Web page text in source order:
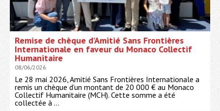
Remise de chèque d’Amitié Sans Frontières
Internationale en faveur du Monaco Collectif
Humanitaire
08/06/2026
Le 28 mai 2026, Amitié Sans Frontières Internationale a
remis un chèque d’un montant de 20 000 € au Monaco
Collectif Humanitaire (MCH). Cette somme a été
collectée à ...